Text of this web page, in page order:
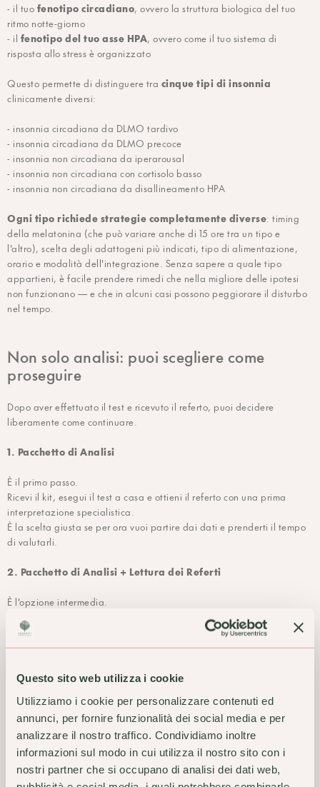
Questo sito web utilizza i cookie
Utilizziamo i cookie per personalizzare contenuti ed
annunci, per fornire funzionalità dei social media e per
analizzare il nostro traffico. Condividiamo inoltre
informazioni sul modo in cui utilizza il nostro sito con i
nostri partner che si occupano di analisi dei dati web,
- il tuo fenotipo circadiano, ovvero la struttura biologica del tuo
ritmo notte-giorno
- il fenotipo del tuo asse HPA, ovvero come il tuo sistema di
risposta allo stress è organizzato
Questo permette di distinguere tra cinque tipi di insonnia
clinicamente diversi:
- insonnia circadiana da DLMO tardivo
- insonnia circadiana da DLMO precoce
- insonnia non circadiana da iperarousal
- insonnia non circadiana con cortisolo basso
- insonnia non circadiana da disallineamento HPA
Ogni tipo richiede strategie completamente diverse: timing
della melatonina (che può variare anche di 15 ore tra un tipo e
l'altro), scelta degli adattogeni più indicati, tipo di alimentazione,
orario e modalità dell'integrazione. Senza sapere a quale tipo
appartieni, è facile prendere rimedi che nella migliore delle ipotesi
non funzionano — e che in alcuni casi possono peggiorare il disturbo
nel tempo.
Non solo analisi: puoi scegliere come
proseguire
Dopo aver effettuato il test e ricevuto il referto, puoi decidere
liberamente come continuare.
1. Pacchetto di Analisi
È il primo passo.
Ricevi il kit, esegui il test a casa e ottieni il referto con una prima
interpretazione specialistica.
È la scelta giusta se per ora vuoi partire dai dati e prenderti il tempo
di valutarli.
2. Pacchetto di Analisi + Lettura dei Referti
È l'opzione intermedia.
Oltre alle analisi, puoi aggiungere una
Lettura dei Referti
insieme a Claudia Capitelli
per chiarire dubbi, comprendere
meglio ciò che emerge e ricevere un primo orientamento.
pronto per un approfondimento più ampio.
3. Pacchetto di Analisi + Consulenza Naturopatica
È l'opzione più completa e più vicina al metodo Innesti.
Oltre alle analisi, potrai essere accolt* e seguit* in unaConsulenza
Naturopatica con Claudia Capitelli .
Questa fase permette di leggere i risultati in relazione ai tuoi sintomi,